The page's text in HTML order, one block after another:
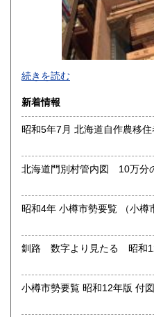
事務所営業です(店舗はござい
て管理しており、登録住所に
ガキ、FAXでのご注文、ご質
承ください。
●対面での販売、お渡しはお
●土・日・祝休&不定休●
●送料の事前表示が義務化さ
ピード注文(即決注文)】対象
屋」側が自動的に設定してい
ておりますが、実際には送
正の在庫に関しては随時、【
送料の入力を進めております
続きを読む
新着情報
北海道門別村管内図 10万分
昭和4年 小樽市勢
小樽市勢要覧 昭和12年版 付